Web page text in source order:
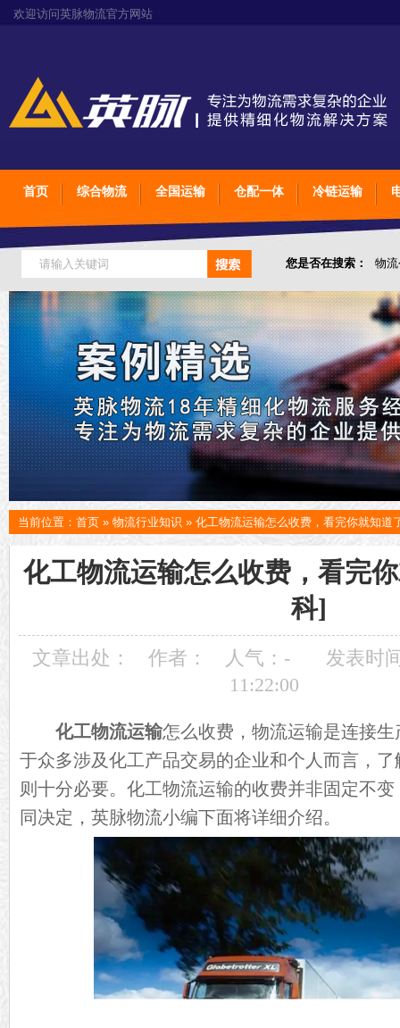
欢迎访问英脉物流官方网站
首页 综合物流 全国运输 仓配一体 冷链运输
您是否在搜索： 物
仓储综合专业定制物
当前位置： 首页 » 物流行业知识 » 化工物流运输怎么收费，看完你就知道
化工物流运输怎么收费，看完
科]
文章出处： 作者： 人气： -
发表时
11:22:00
化工物流运输怎么收费，物流运输是连接
于众多涉及化工产品交易的企业和个人而言，
则十分必要。化工物流运输的收费并非固定不
同决定，英脉物流小编下面将详细介绍。